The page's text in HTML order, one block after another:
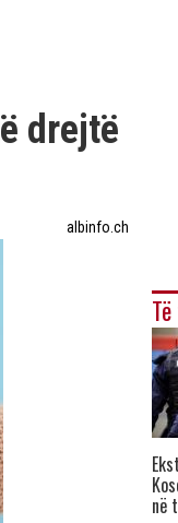
drejtë
albinfo.ch
në